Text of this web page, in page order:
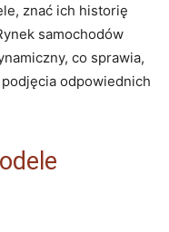
znać⁣ ich historię
samochodów
co‍ sprawia,
odpowiednich